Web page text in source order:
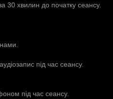
30 хвилин до початку сеансу.
під час сеансу.
під час сеансу.